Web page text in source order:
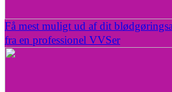
Få mest muligt ud af dit
fra en professionel VVSer